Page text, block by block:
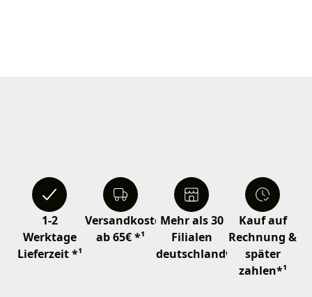
1-2
Werktage
Lieferzeit *¹
Versandkostenfrei
ab 65€ *¹
Mehr als 30
Filialen
deutschlandweit
Kauf auf
Rechnung &
später
zahlen*¹